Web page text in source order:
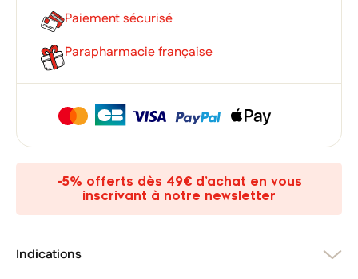
Paiement sécurisé
Parapharmacie française
-5% offerts dès 49€ d’achat en vous
inscrivant à notre newsletter
Indications
×
Créer une nouvelle liste
×
Nom de la liste d'envies
×
Vous devez être connecté pour ajouter des produits à votre
liste d'envies.